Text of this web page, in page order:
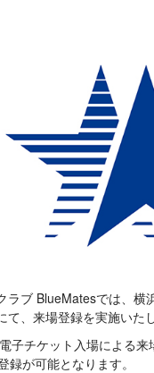
ラブ BlueMatesでは、
、来場登録を実施いたし
子チケット入場による
が可能となります。